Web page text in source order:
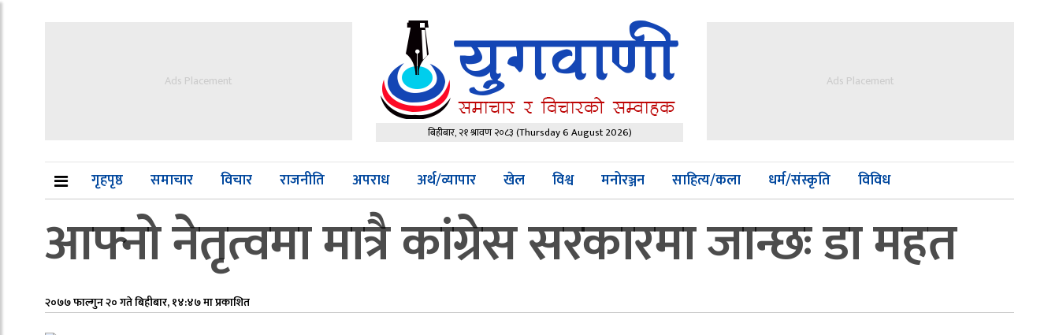
Ads Placement
बिहीबार, २१ श्रावण २०८३(Thursday 6 August 2026)
Ads Placement
गृहपृष्ठ समाचार विचार राजनीति अपराध अर्थ/व्यापार खेल विश्व मनोरञ्जन साहित्य/कला धर्म/संस्कृति विविध
आफ्नो नेतृत्वमा मात्रै कांग्रेस सरकारमा जान्छः डा महत
२०७७ फाल्गुन २० गते बिहीबार, १४:४७ मा प्रकाशित